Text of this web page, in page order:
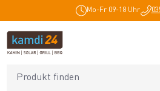
Mo-Fr 09-18 Uhr